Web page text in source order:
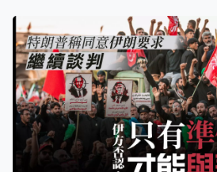
期限。 現時僱員因工受傷暫時喪失
的病假錢，相等於僱員原本收入的
個月。勞工及福利局局長孫玉菡在
平台工作者的工傷補償難完全照用
府、平台工作者和平台公司再討論
者和傳統的僱員性質是很不同的，
的意思是他在差不多當作平台工作
比率應該是低一些，比較貼近現在